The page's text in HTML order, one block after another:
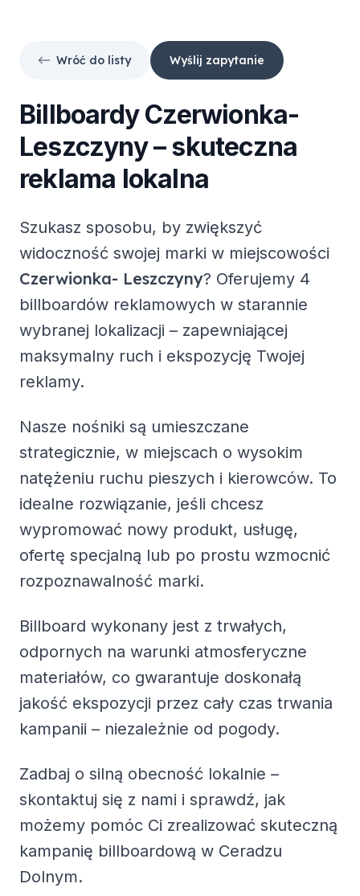
Wróć do listy Wyślij zapytanie
BillboardyCzerwionka-
Leszczyny– skuteczna
reklama lokalna
Szukasz sposobu, by zwiększyć
widoczność swojej marki w miejscowości
Czerwionka- Leszczyny? Oferujemy 4
billboardów reklamowych w starannie
wybranej lokalizacji – zapewniającej
maksymalny ruch i ekspozycję Twojej
reklamy.
Nasze nośniki są umieszczane
strategicznie, w miejscach o wysokim
natężeniu ruchu pieszych i kierowców. To
idealne rozwiązanie, jeśli chcesz
wypromować nowy produkt, usługę,
ofertę specjalną lub po prostu wzmocnić
rozpoznawalność marki.
Billboard wykonany jest z trwałych,
odpornych na warunki atmosferyczne
materiałów, co gwarantuje doskonałą
jakość ekspozycji przez cały czas trwania
kampanii – niezależnie od pogody.
Zadbaj o silną obecność lokalnie –
skontaktuj się z nami i sprawdź, jak
możemy pomóc Ci zrealizować skuteczną
kampanię billboardową w Ceradzu
Dolnym.